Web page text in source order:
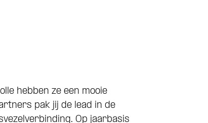
hebben ze een mooie
pak jij de lead in de
Op jaarbasis